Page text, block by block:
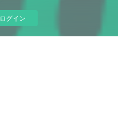
ログイン